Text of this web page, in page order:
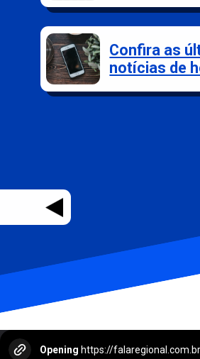
Confira as
notícias de
Opening https://